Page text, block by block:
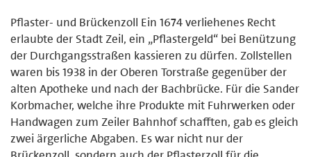
Pflaster- und Brückenzoll Ein 1674 verliehenes Recht
erlaubte der Stadt Zeil, ein „Pflastergeld“ bei Benützung
der Durchgangsstraßen kassieren zu dürfen. Zollstellen
waren bis 1938 in der Oberen Torstraße gegenüber der
alten Apotheke und nach der Bachbrücke. Für die Sander
Korbmacher, welche ihre Produkte mit Fuhrwerken oder
Handwagen zum Zeiler Bahnhof schafften, gab es gleich
zwei ärgerliche Abgaben. Es war nicht nur der